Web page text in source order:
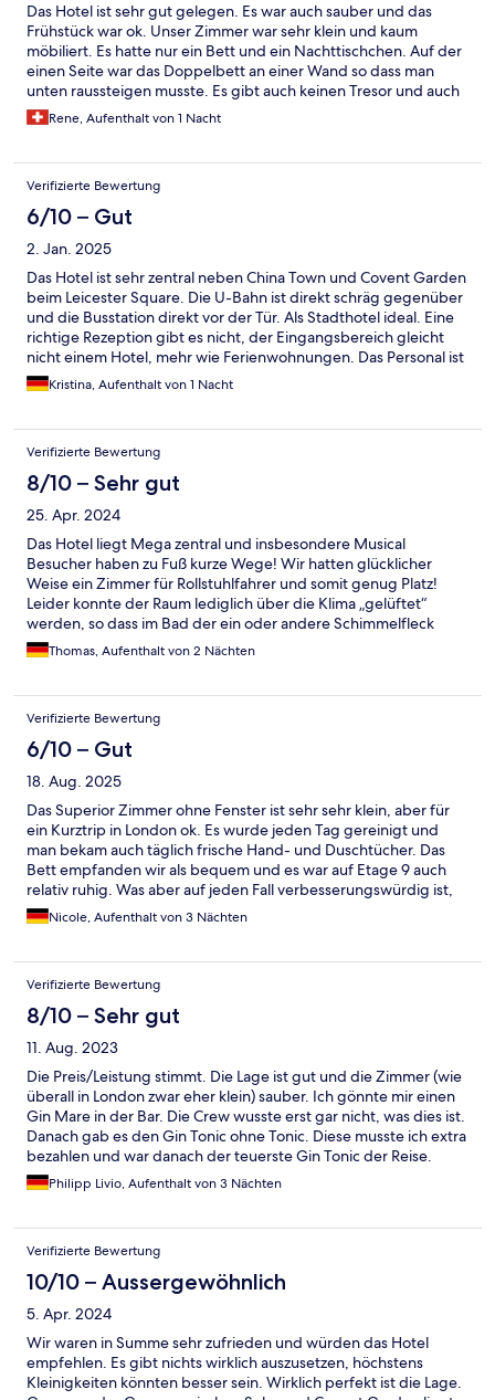
Das Hotel ist sehr gut gelegen. Es war auch sauber und das
Frühstück war ok. Unser Zimmer war sehr klein und kaum
möbiliert. Es hatte nur ein Bett und ein Nachttischchen. Auf der
einen Seite war das Doppelbett an einer Wand so dass man
unten raussteigen musste. Es gibt auch keinen Tresor und auch
keinen Fernseher. Auch ein Schrank fehlt. Es hat lediglich eine
kleine Stange mit ein paar Kleiderbügeln. Für eine Nacht war es
Komfort den es bietet finden wir es überteuert
Rene, Aufenthalt von 1 Nacht
Verifizierte Bewertung
6/10 – Gut
2. Jan. 2025
Das Hotel ist sehr zentral neben China Town und Covent Garden
beim Leicester Square. Die U-Bahn ist direkt schräg gegenüber
und die Busstation direkt vor der Tür. Als Stadthotel ideal. Eine
richtige Rezeption gibt es nicht, der Eingangsbereich gleicht
nicht einem Hotel, mehr wie Ferienwohnungen. Das Personal ist
sehr freundlich und hilfsbereit. Die Zimmer sind klein aber
zweckmäßig und modern, das Bad auch. Für ein, zwei Nächte
recht hoch, dafür hätte ich eine gemütliche Lobby erwartet.
Aber das Bistro auf dem Dach entschädigt mit einem schönen
Ausblick auf London.
Kristina, Aufenthalt von 1 Nacht
Verifizierte Bewertung
8/10 – Sehr gut
25. Apr. 2024
Das Hotel liegt Mega zentral und insbesondere Musical
Besucher haben zu Fuß kurze Wege! Wir hatten glücklicher
Weise ein Zimmer für Rollstuhlfahrer und somit genug Platz!
Leider konnte der Raum lediglich über die Klima „gelüftet“
werden, so dass im Bad der ein oder andere Schimmelfleck
wahrscheinlich ganz normal ist. Zu Aufbewahrung gab es zwei
Nachttisch Schubladen und eine „Garderobe“ direkt am Bett.
Aufenthalt war es dennoch perfekt: Lage, Lage, Lage… Und aus
der Tube ist man nach 100m am Hotel, weitere ca. 150m am
Leicester Square… Einfach MEGA!
Thomas, Aufenthalt von 2 Nächten
Verifizierte Bewertung
6/10 – Gut
18. Aug. 2025
Das Superior Zimmer ohne Fenster ist sehr sehr klein, aber für
ein Kurztrip in London ok. Es wurde jeden Tag gereinigt und
man bekam auch täglich frische Hand- und Duschtücher. Das
Bett empfanden wir als bequem und es war auf Etage 9 auch
relativ ruhig. Was aber auf jeden Fall verbesserungswürdig ist,
dass Ablagefläche geschaffen werden sollte. Es gibt nur zwei
Haken mit jeweils einem Bügel an der Wand. Kein Stuhl oder
bleiben und dieser muss auf dem Boden liegen. Hier wäre
wenigstens eine kleine Ablagebank oder weitere Haken an der
Wand von Vorteil. Im Badezimmer gibt es ebenfalls nur zwei
Haken für vier Handtücher, die aber noch nicht mal Schlaufen
zum Aufhängen haben. Außerdem gibt es im ganzen Zimmer
nur eine einzige Steckdose!! Unbedingt einen Mehrfachstecker
mitnehmen!!!
Nicole, Aufenthalt von 3 Nächten
Verifizierte Bewertung
8/10 – Sehr gut
11. Aug. 2023
Die Preis/Leistung stimmt. Die Lage ist gut und die Zimmer (wie
überall in London zwar eher klein) sauber. Ich gönnte mir einen
Gin Mare in der Bar. Die Crew wusste erst gar nicht, was dies ist.
Danach gab es den Gin Tonic ohne Tonic. Diese musste ich extra
bezahlen und war danach der teuerste Gin Tonic der Reise.
Wenn jemand nach einem langen Tag TV braucht, Augen auf. in
meinem Zimmer gab es keinen Fernseher (brauchte ich zwar
Philipp Livio, Aufenthalt von 3 Nächten
Verifizierte Bewertung
10/10 – Aussergewöhnlich
5. Apr. 2024
Wir waren in Summe sehr zufrieden und würden das Hotel
empfehlen. Es gibt nichts wirklich auszusetzen, höchstens
Kleinigkeiten könnten besser sein. Wirklich perfekt ist die Lage.